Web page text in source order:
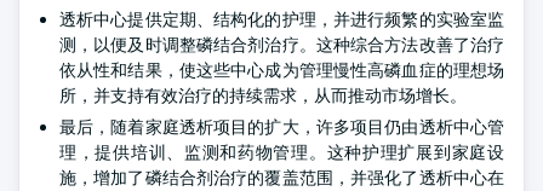
透析中心提供定期、结构化的护理，并进行频繁的实验室监
测，以便及时调整磷结合剂治疗。这种综合方法改善了治疗
依从性和结果，使这些中心成为管理慢性高磷血症的理想场
所，并支持有效治疗的持续需求，从而推动市场增长。
最后，随着家庭透析项目的扩大，许多项目仍由透析中心管
理，提供培训、监测和药物管理。这种护理扩展到家庭设
施，增加了磷结合剂治疗的覆盖范围，并强化了透析中心在